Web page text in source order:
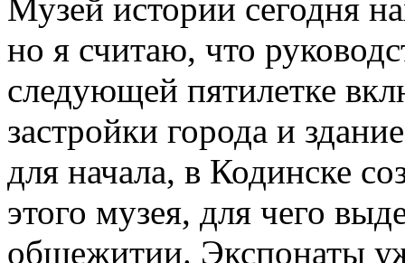
Музей истории сегодня
но я считаю, что
следующей пятилетке
застройки города и
для начала, в Кодинске
этого музея, для чего
общежитии. Экспонаты